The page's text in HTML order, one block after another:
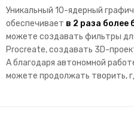
Уникальный 10-ядерный
обеспечивает в 2 раза более
можете создавать фильтры
Procreate, создавать 3D-
А благодаря автономной
можете продолжать творить,